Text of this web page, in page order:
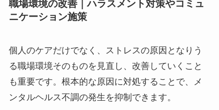
定期的に研修を実施することで、組織全体のメン
タルヘルスリテラシーを高め、誰もが安心して働
職場環境の改善｜ハラスメント対策やコミ
ュニケーション施策